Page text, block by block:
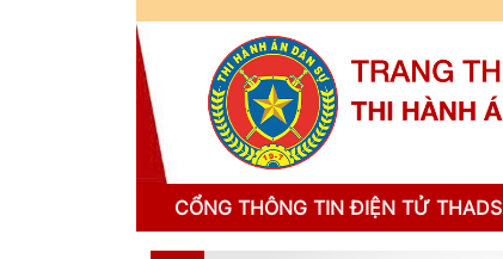
CỔNG THÔNG TIN ĐIỆN TỬ THADS